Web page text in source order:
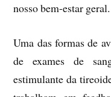
nosso bem-estar geral.
Uma das formas de
de exames de
estimulante da